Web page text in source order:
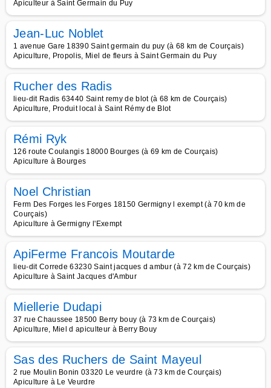
Apiculteur à Saint Germain du Puy
Jean-Luc Noblet
1 avenue Gare 18390 Saint germain du puy (à 68 km de Courçais)
Apiculture, Propolis, Miel de fleurs à Saint Germain du Puy
Rucher des Radis
lieu-dit Radis 63440 Saint remy de blot (à 68 km de Courçais)
Apiculture, Produit local à Saint Rémy de Blot
Rémi Ryk
126 route Coulangis 18000 Bourges (à 69 km de Courçais)
Apiculture à Bourges
Noel Christian
Ferm Des Forges les Forges 18150 Germigny l exempt (à 70 km de
Courçais)
Apiculture à Germigny l'Exempt
ApiFerme Francois Moutarde
lieu-dit Correde 63230 Saint jacques d ambur (à 72 km de Courçais)
Apiculture à Saint Jacques d'Ambur
Miellerie Dudapi
37 rue Chaussee 18500 Berry bouy (à 73 km de Courçais)
Apiculture, Miel d apiculteur à Berry Bouy
Sas des Ruchers de Saint Mayeul
2 rue Moulin Bonin 03320 Le veurdre (à 73 km de Courçais)
Apiculture à Le Veurdre